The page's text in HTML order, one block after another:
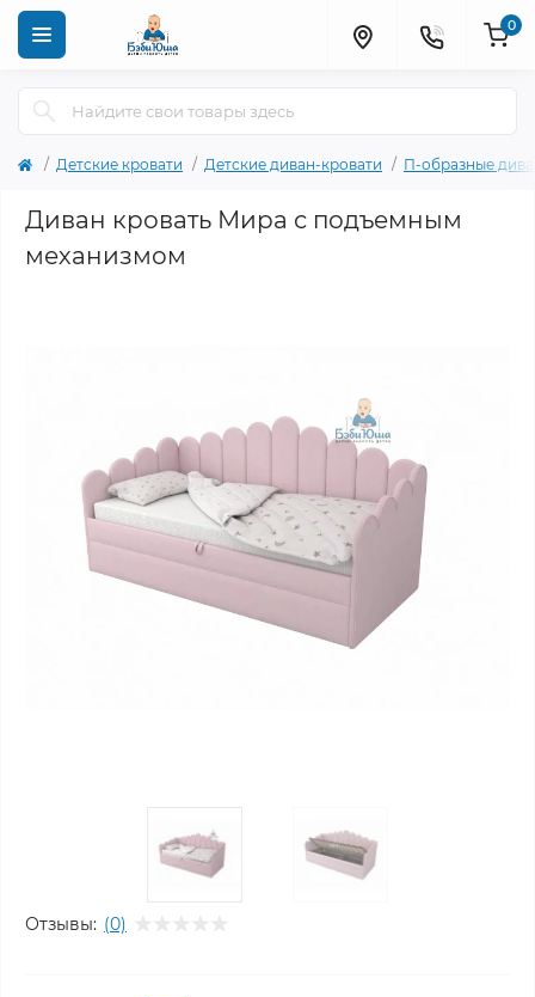
0
Детские кровати Детские диван-кровати П-образные
Диван кровать Мира с подъемным
механизмом
Отзывы: (0)